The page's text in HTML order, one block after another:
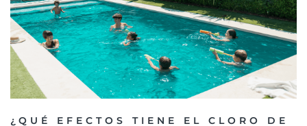
¿QUÉ EFECTOS TIENE EL CLORO DE